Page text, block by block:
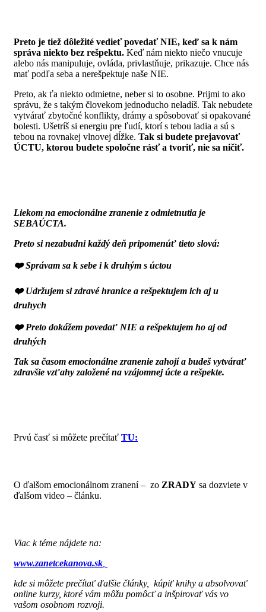
Preto je tiež dôležité vedieť povedať NIE, keď sa k nám
správa niekto bez rešpektu. Keď nám niekto niečo vnucuje
alebo nás manipuluje, ovláda, privlastňuje, prikazuje. Chce nás
mať podľa seba a nerešpektuje naše NIE.
Preto, ak ťa niekto odmietne, neber si to osobne. Prijmi to ako
správu, že s takým človekom jednoducho neladíš. Tak nebudete
vytvárať zbytočné konflikty, drámy a spôsobovať si opakované
bolesti. Ušetríš si energiu pre ľudí, ktorí s tebou ladia a sú s
tebou na rovnakej vlnovej dĺžke. Tak si budete prejavovať
ÚCTU, ktorou budete spoločne rásť a tvoriť, nie sa ničiť.
Liekom na emocionálne zranenie z odmietnutia je
SEBAÚCTA.
Preto si nezabudni každý deň pripomenúť tieto slová:
❤️ Správam sa k sebe i k druhým s úctou
❤️ Udržujem si zdravé hranice a rešpektujem ich aj u
druhych
❤️ Preto dokážem povedať NIE a rešpektujem ho aj od
druhých
Tak sa časom emocionálne zranenie zahojí a budeš vytvárať
zdravšie vzťahy založené na vzájomnej úcte a rešpekte.
Prvú časť si môžete prečítať TU:
O ďalšom emocionálnom zranení – zo ZRADY sa dozviete v
ďalšom video – článku.
Viac k téme nájdete na:
www.zanetcekanova.sk
kde si môžete prečítať ďalšie články, kúpiť knihy a absolvovať
online kurzy, ktoré vám môžu pomôcť a inšpirovať vás vo
vašom osobnom rozvoji.